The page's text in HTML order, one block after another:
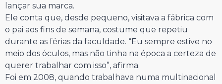
lançar sua marca.
Ele conta que, desde pequeno, visitava a fábrica com
o pai aos fins de semana, costume que repetiu
durante as férias da faculdade. “Eu sempre estive no
meio dos óculos, mas não tinha na época a certeza de
querer trabalhar com isso”, afirma.
Foi em 2008, quando trabalhava numa multinacional